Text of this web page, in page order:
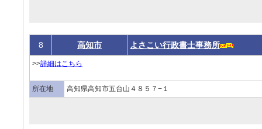
8 高知市 よさこい行政書士事務所
>>詳細はこちら
所在地 高知県高知市五台山４８５７−１